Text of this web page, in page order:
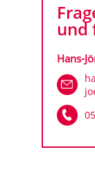
und
Hans-